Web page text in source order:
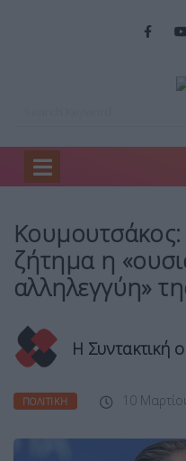
Home
Κουμουτσάκος:
ζήτημα η
αλληλεγγύη»
Η Συντακτική
ΠΟΛΙΤΙΚΉ 10